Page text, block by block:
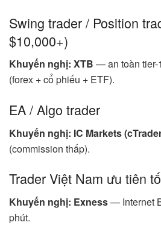
Swing trader / Position
$10,000+)
Khuyến nghị: XTB — an toàn tier-
(forex + cổ phiếu + ETF).
EA / Algo trader
Khuyến nghị: IC Markets
(commission thấp).
Trader Việt Nam ưu tiên
Khuyến nghị: Exness— Internet
phút.